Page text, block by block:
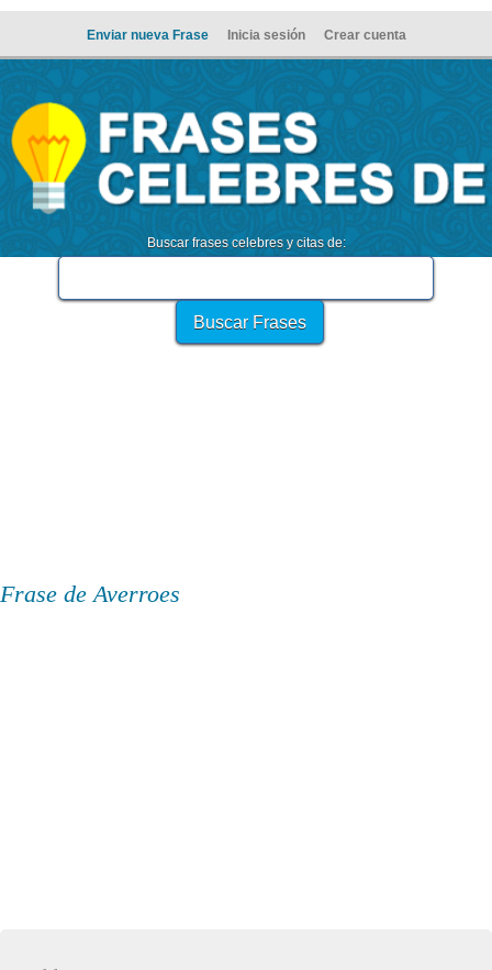
Enviar nueva Frase Inicia sesión Crear cuenta
Buscar frases celebres y citas de:
Frase de Averroes